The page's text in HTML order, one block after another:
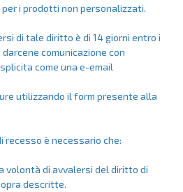
i prodotti non personalizzati.
di tale diritto è di 14 giorni entro i
comunicazione con
come una e-email
utilizzando il form presente alla
recesso è necessario che:
volontà di avvalersi del diritto di
descritte.